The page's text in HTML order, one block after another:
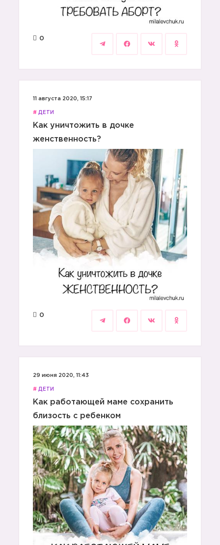
0
11 августа 2020, 15:17
# ДЕТИ
Как уничтожить в дочке
женственность?
0
29 июня 2020, 11:43
# ДЕТИ
Как работающей маме сохранить
близость с ребенком